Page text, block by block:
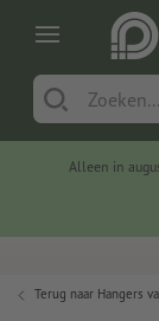
Alleen in
Terug naar Hangers